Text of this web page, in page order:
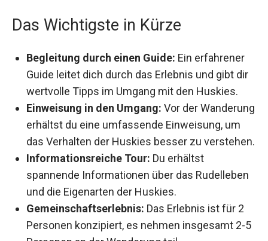
Das Wichtigste in Kürze
Begleitung durch einen Guide: Ein erfahrener
Guide leitet dich durch das Erlebnis und gibt
dir wertvolle Tipps im Umgang mit den
Huskies.
Einweisung in den Umgang:
Wanderung erhältst du eine umfassende
Einweisung, um das Verhalten der Huskies
besser zu verstehen.
Informationsreiche Tour:Du erhältst
spannende Informationen über das
Rudelleben und die Eigenarten der Huskies.